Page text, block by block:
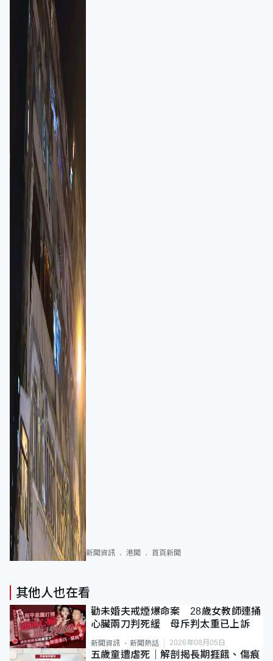
新聞資訊 港聞 首頁新聞
其他人也在看
勸未婚夫戒煙爆命案 28歲女教師連捅
心臟兩刀判死緩 母斥判太重已上訴
新聞資訊 新聞熱話 2026年08月05日
五歲童遭虐死｜解剖揭長期捱餓、傷痕